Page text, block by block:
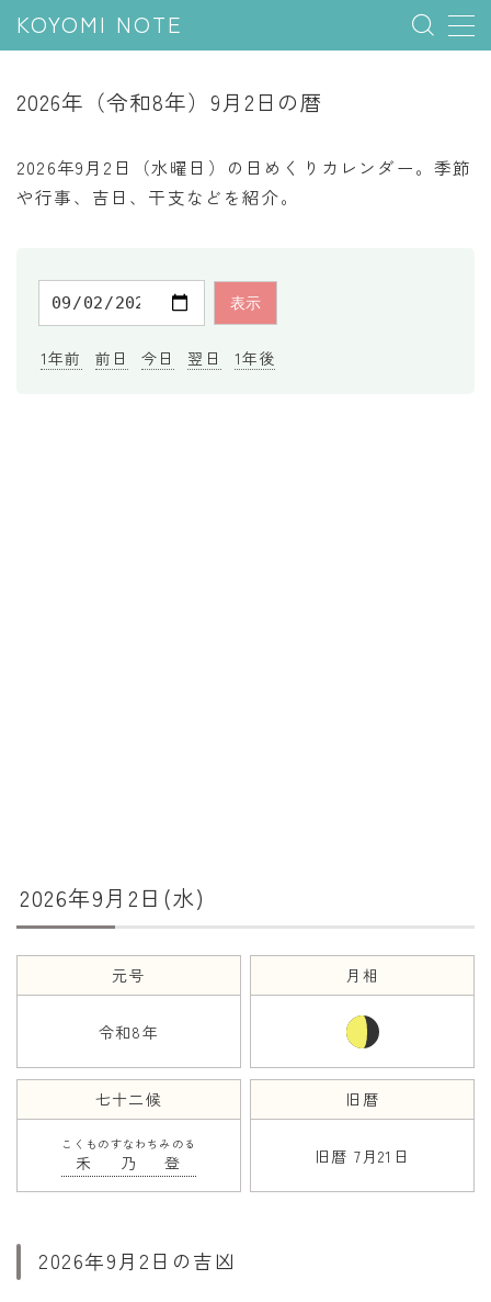
KOYOMI NOTE
五節句
二十四節気
二十八宿
二十七宿
誕生シンボル
年齢と学年
年齢・干支
子供のお祝い
2026年（令和8年）9月2日の暦
2026年9月2日（水曜日）の日めくりカレンダー。季節
や行事、吉日、干支などを紹介。
1年前 前日 今日 翌日 1年後
2026年9月2日(水)
元号
令和8年
月相
七十二候
禾乃登
こくものすなわちみのる
旧暦
旧暦 7月21日
2026年9月2日の吉凶